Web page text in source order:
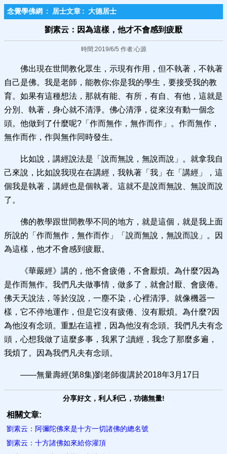
念覺學佛網 : 居士文章 : 大德居士
劉素云：因為這樣，他才不會感到疲厭
時間:2019/6/5 作者:心源
佛出現在世間教化眾生，示現有作用，但不執著，不執著
自己是佛。我是老師，能教你;你是我的學生，要接受我的教
育。如果有這種想法，那就有能、有所，有自、有他，這就是
分別、執著，身心就不清淨。佛心清淨，從來沒有動一個念
頭。他做到了什麼呢?「作而無作，無作而作」。作而無作，
無作而作，作與無作同時發生。
比如說，講經說法是「說而無說，無說而說」。就拿我自
己來說，比如說我現在在講經，我執著「我」在「講經」，這
個我是執著，講經也是個執著。這就不是說而無說、無說而說
了。
佛的教學跟世間教學不同的地方，就是這個，就是我上面
所說的「作而無作，無作而作」「說而無說，無說而說」。因
為這樣，他才不會感到疲厭。
《華嚴經》講的，他不會疲倦，不會厭煩。為什麼?因為
是作而無作。我們凡夫做事情，做多了，就會討厭、會疲倦。
佛天天說法，等於沒說，一塵不染，心裡清淨。就像機器一
樣，它不停地運作，但是它沒有疲倦、沒有厭煩。為什麼?因
為他沒有念頭。重點在這裡，因為他沒有念頭。我們凡夫有念
頭，心想我做了這麼多事，我累了;讀經，我念了那麼多遍，
我煩了。因為我們凡夫有念頭。
——無量壽經(第8集)劉老師復講於2018年3月17日
分享好文，利人利己，功德無量!
相關文章:
劉素云：阿彌陀佛來是十方一切諸佛的總名號
劉素云：十方諸佛如來給你灌頂